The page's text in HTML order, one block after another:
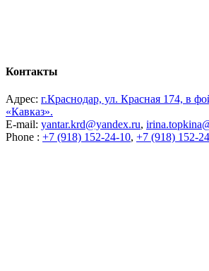
Контакты
Адрес: г.Краснодар, ул. Красная 174, в
«Кавказ».
E-mail: yantar.krd@yandex.ru,
Phone : +7 (918) 152-24-10, +7 (918) 152-